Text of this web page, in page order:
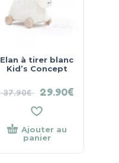
Elan à tirer blanc
Kid’s Concept
37.90€ 29.90€
Ajouter au
panier